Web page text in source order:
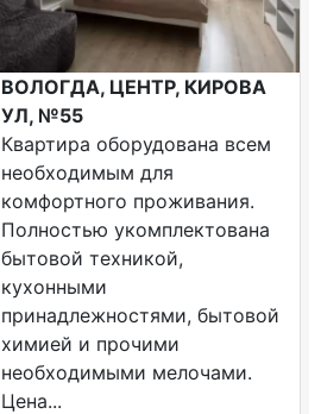
ВОЛОГДА, ЦЕНТР, КИРОВА
УЛ, №55
Квартира оборудована всем
необходимым для
комфортного проживания.
Полностью укомплектована
бытовой техникой,
кухонными
принадлежностями, бытовой
химией и прочими
необходимыми мелочами.
Цена...